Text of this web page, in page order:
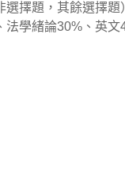
擇題，其餘選擇題
學緒論30%、英文